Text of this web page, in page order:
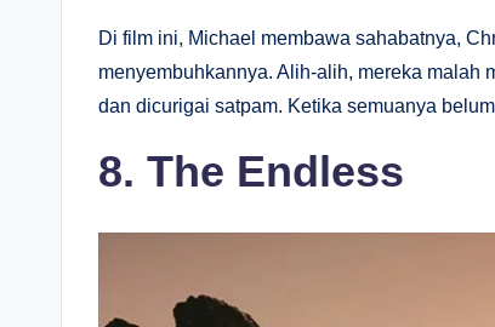
Di film ini, Michael membawa sahabatnya,
menyembuhkannya. Alih-alih, mereka malah
dan dicurigai satpam. Ketika semuanya
8. The Endless